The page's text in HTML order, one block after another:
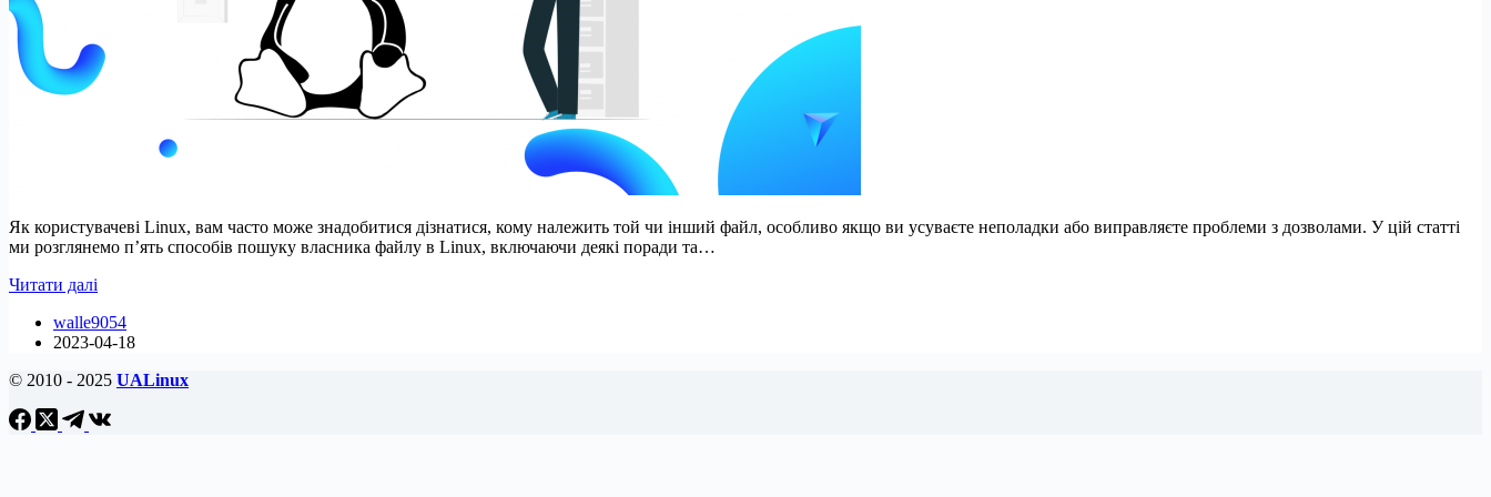
Як користувачеві Linux, вам часто може знадобитися дізнатися, кому належить той чи інший файл, особливо якщо ви усуваєте неполадки або виправляєте проблеми з дозволами. У цій статті
ми розглянемо п’ять способів пошуку власника файлу в Linux, включаючи деякі поради та…
Читати далі
пошуку
власників
у
walle9054
2023-04-18
© 2010 - 2025 UALinux